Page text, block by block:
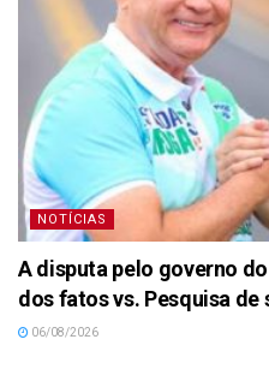
NOTÍCIAS
A disputa pelo governo
dos fatos vs. Pesquisa de
06/08/2026